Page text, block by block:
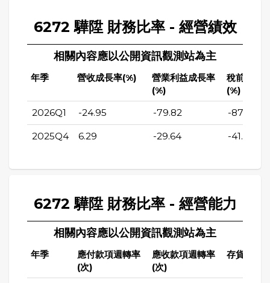
6272 驊陞 財務比率 - 經營績效
相關內容應以公開資訊觀測站為主
年季 營收成長率(%)
營業利益成長率
(%)
稅前純益
(%)
2026Q1 -24.95 -79.82 -87.66
2025Q4 6.29 -29.64 -41.36
6272 驊陞 財務比率 - 經營能力
相關內容應以公開資訊觀測站為主
年季
應付款項週轉率
(次)
應收款項週轉率
(次)
存貨週轉